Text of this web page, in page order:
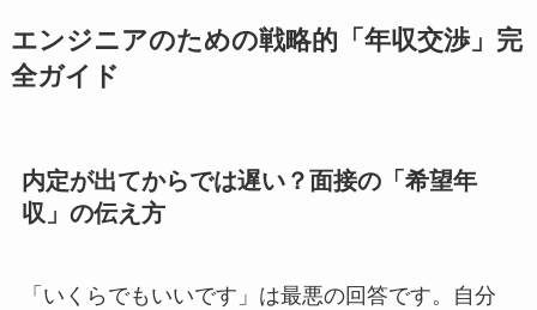
エンジニアのための戦略的「年収交渉」完
全ガイド
内定が出てからでは遅い？面接の「希望年
収」の伝え方
「いくらでもいいです」は最悪の回答です。自分